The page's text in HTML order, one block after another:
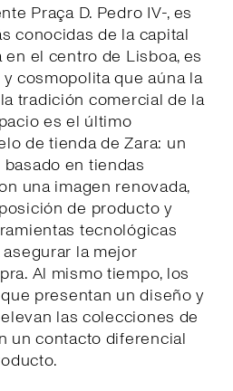
Praça D. Pedro IV-, es
conocidas de la capital
el centro de Lisboa, es
cosmopolita que aúna la
tradición comercial de la
es el último
de tienda de Zara: un
en tiendas
una imagen renovada,
de producto y
tecnológicas
la mejor
Al mismo tiempo, los
que presentan un diseño y
las colecciones de
un contacto diferencial